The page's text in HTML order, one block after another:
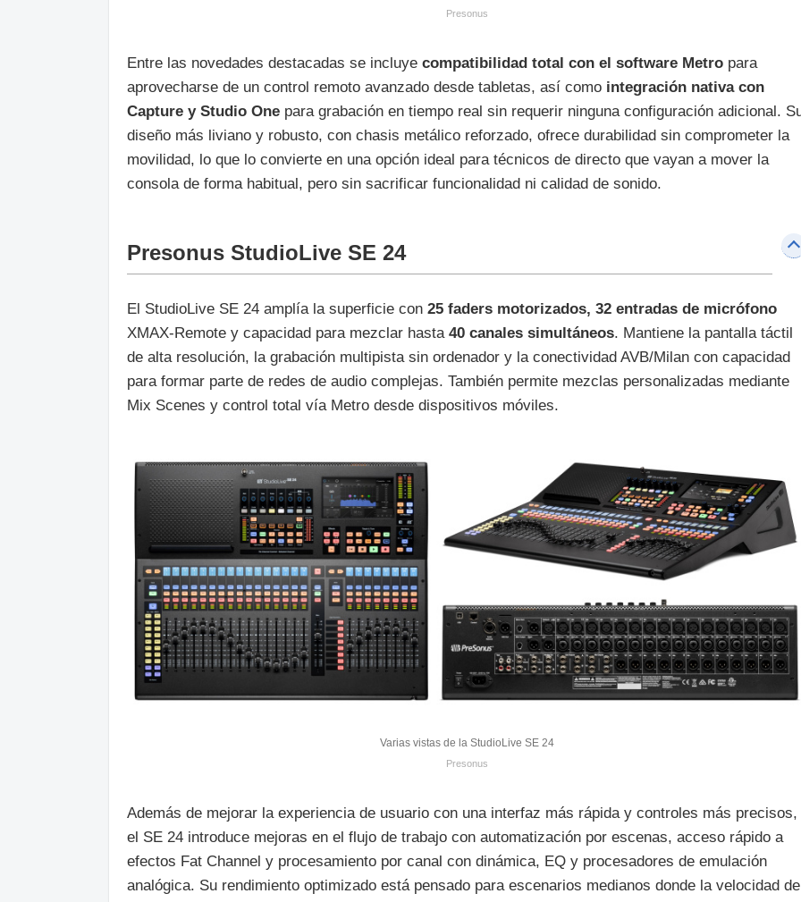
Presonus
Entre las novedades destacadas se incluye compatibilidad total con el software Metro para
aprovecharse de un control remoto avanzado desde tabletas, así como integración nativa con
Capture y Studio One para grabación en tiempo real sin requerir ninguna configuración adicional.
diseño más liviano y robusto, con chasis metálico reforzado, ofrece durabilidad sin comprometer la
movilidad, lo que lo convierte en una opción ideal para técnicos de directo que vayan a mover la
consola de forma habitual, pero sin sacrificar funcionalidad ni calidad de sonido.
Presonus StudioLive SE 24
El StudioLive SE 24 amplía la superficie con 25 faders motorizados, 32 entradas de micrófono
XMAX-Remote y capacidad para mezclar hasta 40 canales simultáneos. Mantiene la pantalla táctil
de alta resolución, la grabación multipista sin ordenador y la conectividad AVB/Milan con capacidad
para formar parte de redes de audio complejas. También permite mezclas personalizadas mediante
Mix Scenes y control total vía Metro desde dispositivos móviles.
Varias vistas de la StudioLive SE 24
Presonus
Además de mejorar la experiencia de usuario con una interfaz más rápida y controles más precisos,
el SE 24 introduce mejoras en el flujo de trabajo con automatización por escenas, acceso rápido a
efectos Fat Channel y procesamiento por canal con dinámica, EQ y procesadores de emulación
analógica. Su rendimiento optimizado está pensado para escenarios medianos donde la velocidad de